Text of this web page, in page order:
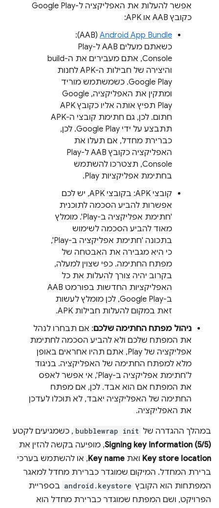
אפשר להעלות את האפליקציה ל-Google Play
כקובץ AAB או APK:
Android App Bundle
‏ (AAB):
כשאתם מעלים AAB ל-Play
Console, אתם מעבירים את ה-build
והיצירה של חבילות ה-APK לחנות
Google Play. כשמשתמש מוריד
ומתקין את האפליקציה, Google
Play תפיץ אותה אליו כקובץ APK
חתום. לכן, גם חתימת קובצי ה-APK
תתבצע על ידי Google Play. לכן,
כברירת מחדל, אם תעלו את
האפליקציה כקובץ AAB ל-Play
Console, תצטרכו להשתמש
בחתימת אפליקציות Play.
קובצי APK: בקובצי APK, יש לכם
אפשרות להביע הסכמה לתוכנית
'חתימת אפליקציה ב-Play'. מומלץ
מאוד להביע הסכמה לשימוש
בתכונה 'חתימת אפליקציה ב-Play',
כי היא מגבירה את האבטחה של
מפתח החתימה. כפי שצוין למעלה,
בקרוב יהיה צורך להעלות את כל
האפליקציות החדשות בפורמט AAB
ב-Google Play, לכן מומלץ לעשות
זאת במקום להעלות חבילות APK.
ניהול מפתח החתימה שלכם: אם תבחרו לנהל
את המפתח שלכם ולא להביע הסכמה לחתימת
אפליקציה של Play, אתם תהיו אחראים באופן
מלא למפתח החתימה של האפליקציה. בניגוד
ל'חתימת אפליקציה ב-Play', אי אפשר לאפס
את המפתח אם הוא אבד. לכן, אם מפתח
החתימה של האפליקציה יאבד, לא תוכלו לעדכן
את האפליקציה.
במהלך ההגדרה של bubblewrap init , כשמגיעים לקטע
Signing key information (5/5), מופיעה בקשה להזין את
Key store location ואת Key name, או להשתמש בערכי
ברירת המחדל. המיקום שמוגדר כברירת מחדל למאגר
המפתחות הוא הקובץ android.keystore בספריית
הפרויקט, ושם המפתח שמוגדר כברירת מחדל הוא